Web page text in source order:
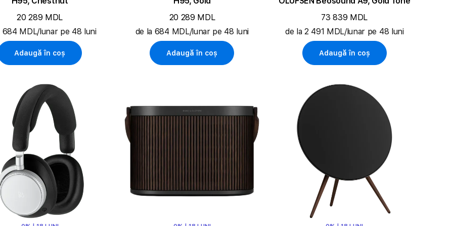
20 289 MDL
684 MDL/lunar pe 48 luni
Adaugă în coș
20 289 MDL
de la 684 MDL/lunar pe 48 luni
Adaugă în coș
73 839 MDL
de la 2 491 MDL/lunar pe 48 luni
Adaugă în coș